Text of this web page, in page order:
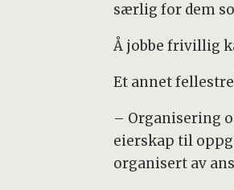
særlig for dem
Å jobbe frivillig
Et annet
– Organisering
eierskap til
organisert av